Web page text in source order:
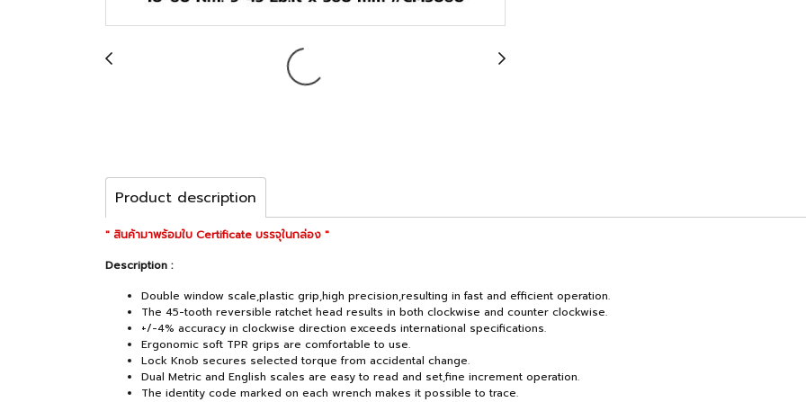
Product description
" สินค้ามาพร้อมใบ Certificate บรรจุในกล่อง "
Description :
Double window scale,plastic grip,high precision,resulting in fast and efficient operation.
The 45-tooth reversible ratchet head results in both clockwise and counter clockwise.
+/-4% accuracy in clockwise direction exceeds international specifications.
Ergonomic soft TPR grips are comfortable to use.
Lock Knob secures selected torque from accidental change.
Dual Metric and English scales are easy to read and set,fine increment operation.
The identity code marked on each wrench makes it possible to trace.